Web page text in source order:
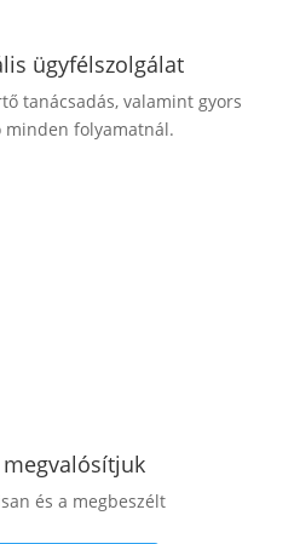
ügyfélszolgálat
tanácsadás, valamint gyors
minden folyamatnál.
és a megbeszélt